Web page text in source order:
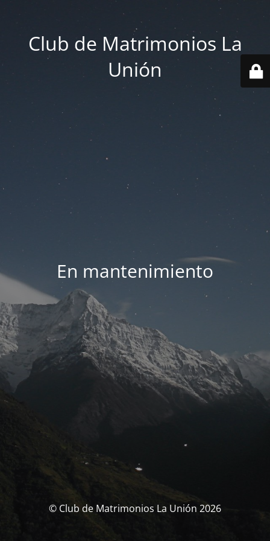
Club de Matrimonios La
Unión
En mantenimiento
© Club de Matrimonios La Unión 2026